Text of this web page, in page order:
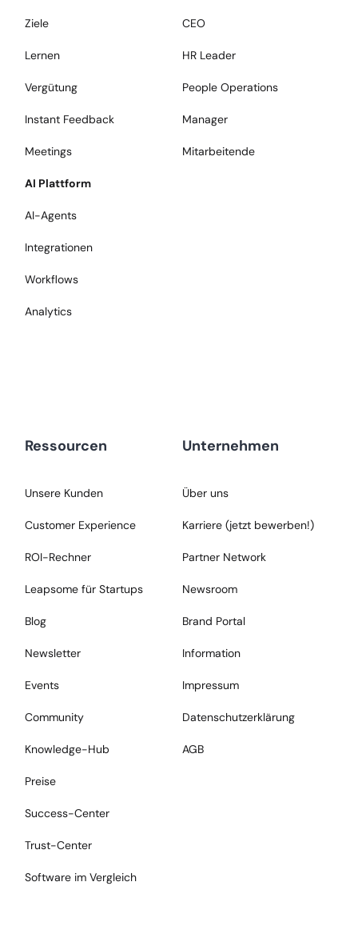
Ziele
Lernen
Vergütung
Instant Feedback
Meetings
AI Plattform
AI-Agents
Integrationen
Workflows
Analytics
CEO
HR Leader
People Operations
Manager
Mitarbeitende
Ressourcen
Unsere Kunden
Customer Experience
ROI-Rechner
Leapsome für Startups
Blog
Newsletter
Events
Community
Knowledge-Hub
Preise
Success-Center
Trust-Center
Software im Vergleich
Unternehmen
Über uns
Karriere (jetzt bewerben!)
Partner Network
Newsroom
Brand Portal
Information
Impressum
Datenschutzerklärung
AGB